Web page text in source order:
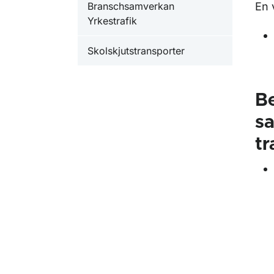
Branschsamverkan
Yrkestrafik
Skolskjutstransporter
En